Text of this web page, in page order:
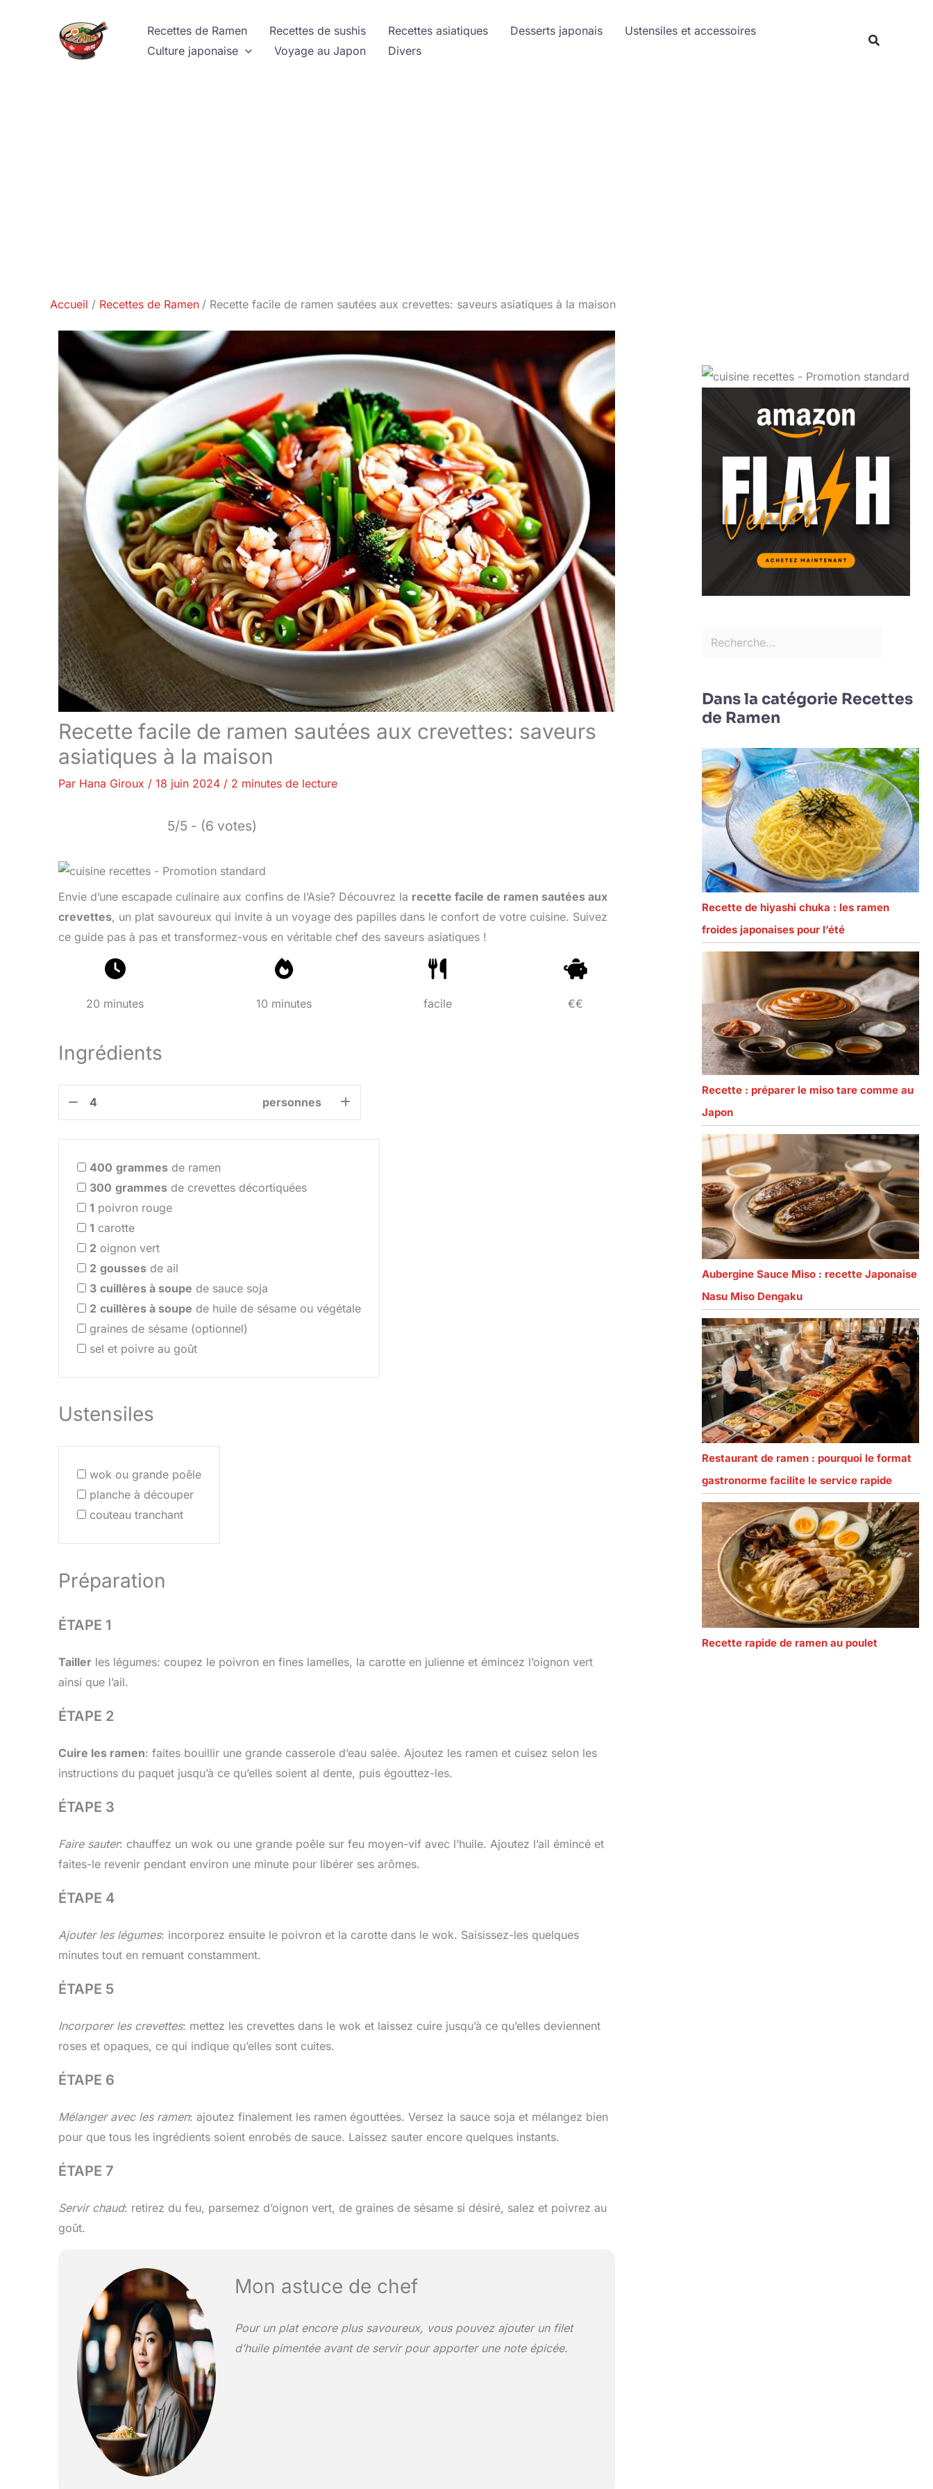
Recettes de Ramen Recettes de sushis Recettes asiatiques Desserts japonais
Ustensiles et accessoires
Culture japonaise
Voyage au Japon Divers
Accueil Recettes de Ramen Recette facile de ramen sautées aux crevettes: saveurs asiatiques à la maison
Recette facile de ramen sautées aux crevettes: saveurs
asiatiques à la maison
Par Hana Giroux / 18 juin 2024 / 2 minutes de lecture
5/5 - (6 votes)
Envie d’une escapade culinaire aux confins de l’Asie? Découvrez la recette facile de ramen sautées aux
crevettes, un plat savoureux qui invite à un voyage des papilles dans le confort de votre cuisine. Suivez
ce guide pas à pas et transformez-vous en véritable chef des saveurs asiatiques !
20 minutes 10 minutes facile €€
Ingrédients
personnes
400 grammes de ramen
300 grammes de crevettes décortiquées
1 poivron rouge
1 carotte
2 oignon vert
2 gousses de ail
3 cuillères à soupe de sauce soja
2 cuillères à soupe de huile de sésame ou végétale
graines de sésame (optionnel)
sel et poivre au goût
Ustensiles
wok ou grande poêle
planche à découper
couteau tranchant
Préparation
ÉTAPE 1
Tailler les légumes: coupez le poivron en fines lamelles, la carotte en julienne et émincez l’oignon vert
ainsi que l’ail.
ÉTAPE 2
Cuire les ramen: faites bouillir une grande casserole d’eau salée. Ajoutez les ramen et cuisez selon les
instructions du paquet jusqu’à ce qu’elles soient al dente, puis égouttez-les.
ÉTAPE 3
Faire sauter: chauffez un wok ou une grande poêle sur feu moyen-vif avec l’huile. Ajoutez l’ail émincé et
faites-le revenir pendant environ une minute pour libérer ses arômes.
ÉTAPE 4
Ajouter les légumes: incorporez ensuite le poivron et la carotte dans le wok. Saisissez-les quelques
minutes tout en remuant constamment.
ÉTAPE 5
Incorporer les crevettes: mettez les crevettes dans le wok et laissez cuire jusqu’à ce qu’elles deviennent
roses et opaques, ce qui indique qu’elles sont cuites.
ÉTAPE 6
Mélanger avec les ramen: ajoutez finalement les ramen égouttées. Versez la sauce soja et mélangez bien
pour que tous les ingrédients soient enrobés de sauce. Laissez sauter encore quelques instants.
ÉTAPE 7
Servir chaud: retirez du feu, parsemez d’oignon vert, de graines de sésame si désiré, salez et poivrez au
goût.
Mon astuce de chef
Pour un plat encore plus savoureux, vous pouvez ajouter un filet
d’huile pimentée avant de servir pour apporter une note épicée.
Dans la catégorie Recettes
de Ramen
Recette de hiyashi chuka : les ramen
froides japonaises pour l’été
Recette : préparer le miso tare comme au
Japon
Aubergine Sauce Miso : recette Japonaise
Nasu Miso Dengaku
Restaurant de ramen : pourquoi le format
gastronorme facilite le service rapide
Recette rapide de ramen au poulet